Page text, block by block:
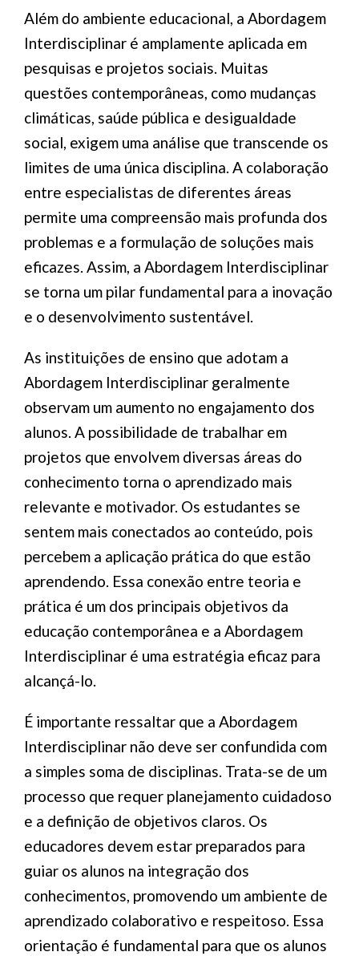
Além do ambiente educacional, a Abordagem
Interdisciplinar é amplamente aplicada em
pesquisas e projetos sociais. Muitas
questões contemporâneas, como mudanças
climáticas, saúde pública e desigualdade
social, exigem uma análise que transcende os
limites de uma única disciplina. A colaboração
entre especialistas de diferentes áreas
permite uma compreensão mais profunda dos
problemas e a formulação de soluções mais
eficazes. Assim, a Abordagem Interdisciplinar
se torna um pilar fundamental para a inovação
e o desenvolvimento sustentável.
As instituições de ensino que adotam a
Abordagem Interdisciplinar geralmente
observam um aumento no engajamento dos
alunos. A possibilidade de trabalhar em
projetos que envolvem diversas áreas do
conhecimento torna o aprendizado mais
relevante e motivador. Os estudantes se
sentem mais conectados ao conteúdo, pois
percebem a aplicação prática do que estão
aprendendo. Essa conexão entre teoria e
prática é um dos principais objetivos da
educação contemporânea e a Abordagem
Interdisciplinar é uma estratégia eficaz para
alcançá-lo.
É importante ressaltar que a Abordagem
Interdisciplinar não deve ser confundida com
a simples soma de disciplinas. Trata-se de um
processo que requer planejamento cuidadoso
e a definição de objetivos claros. Os
educadores devem estar preparados para
guiar os alunos na integração dos
conhecimentos, promovendo um ambiente de
aprendizado colaborativo e respeitoso. Essa
orientação é fundamental para que os alunos